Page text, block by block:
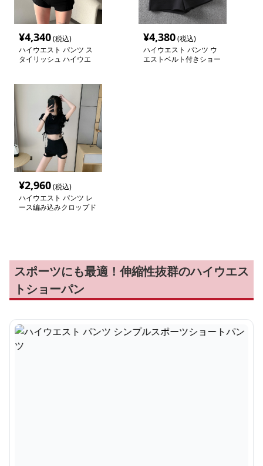
¥4,340(税込)
ハイウエスト パンツ ス
タイリッシュ ハイウエ
¥4,380(税込)
ハイウエスト パンツ ウ
エストベルト付きショー
¥2,960(税込)
ハイウエスト パンツ レ
ース編み込みクロップド
スポーツにも最適！伸縮性抜群のハイウエス
トショーパン